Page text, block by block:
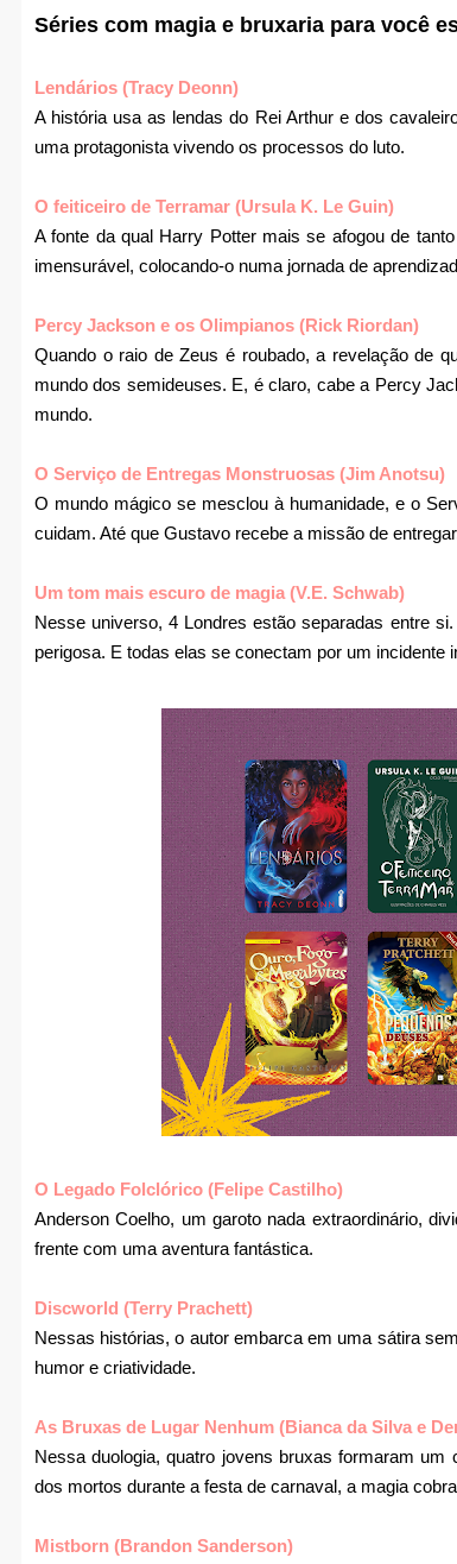
Séries com magia e bruxaria para você
Lendários (Tracy Deonn)
A história usa as lendas do Rei Arthur e dos
uma protagonista vivendo os processos do luto.
O feiticeiro de Terramar (Ursula K. Le Guin)
A fonte da qual Harry Potter mais se afogou de
imensurável, colocando-o numa jornada de
Percy Jackson e os Olimpianos (Rick Riordan)
Quando o raio de Zeus é roubado, a revelação de
mundo dos semideuses. E, é claro, cabe a Percy
mundo.
O Serviço de Entregas Monstruosas (Jim Anotsu)
O mundo mágico se mesclou à humanidade, e o
cuidam. Até que Gustavo recebe a missão de
Um tom mais escuro de magia (V.E. Schwab)
Nesse universo, 4 Londres estão separadas entre
perigosa. E todas elas se conectam por um incidente
O Legado Folclórico (Felipe Castilho)
Anderson Coelho, um garoto nada extraordinário,
frente com uma aventura fantástica.
Discworld (Terry Prachett)
Nessas histórias, o autor embarca em uma sátira
humor e criatividade.
As Bruxas de Lugar Nenhum (Bianca da Silva e
Nessa duologia, quatro jovens bruxas formaram
dos mortos durante a festa de carnaval, a magia
Mistborn (Brandon Sanderson)